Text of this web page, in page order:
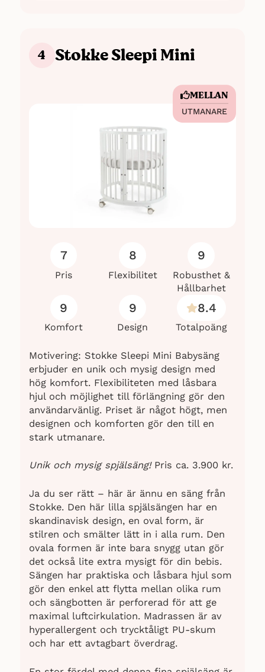
4 Stokke Sleepi Mini
MELLAN
UTMANARE
7
Pris
8
Flexibilitet
9
Robusthet &
Hållbarhet
9
Komfort
9
Design
8.4
Totalpoäng
Motivering: Stokke Sleepi Mini Babysäng
erbjuder en unik och mysig design med
hög komfort. Flexibiliteten med låsbara
hjul och möjlighet till förlängning gör den
användarvänlig. Priset är något högt, men
designen och komforten gör den till en
stark utmanare.
Unik och mysig spjälsäng! Pris ca. 3.900 kr.
Ja du ser rätt – här är ännu en säng från
Stokke. Den här lilla spjälsängen har en
skandinavisk design, en oval form, är
stilren och smälter lätt in i alla rum. Den
ovala formen är inte bara snygg utan gör
det också lite extra mysigt för din bebis.
Sängen har praktiska och låsbara hjul som
gör den enkel att flytta mellan olika rum
och sängbotten är perforerad för att ge
maximal luftcirkulation. Madrassen är av
hyperallergent och trycktåligt PU-skum
och har ett avtagbart överdrag.